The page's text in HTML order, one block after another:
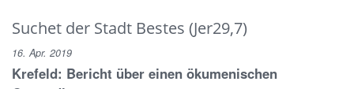
Suchet der Stadt Bestes (Jer29,7)
16. Apr. 2019
Krefeld: Bericht über einen ökumenischen